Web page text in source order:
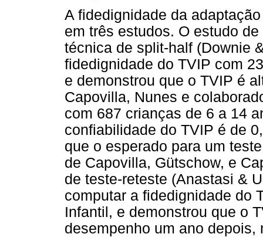
A fidedignidade da
em três estudos. O estudo
técnica de split-half (Downie
fidedignidade do TVIP com
e demonstrou que o TVIP é
Capovilla, Nunes e
com 687 crianças de 6 a 14
confiabilidade do TVIP é de
que o esperado para um
de Capovilla, Gütschow, e
de teste-reteste (Anastasi &
computar a fidedignidade do
Infantil, e demonstrou que o
desempenho um ano